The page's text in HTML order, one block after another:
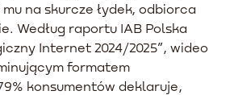
mu na skurcze łydek, odbiorca
Według raportu IAB Polska
Internet 2024/2025”, wideo
formatem
konsumentów deklaruje,